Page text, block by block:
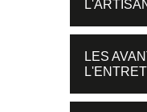
LES